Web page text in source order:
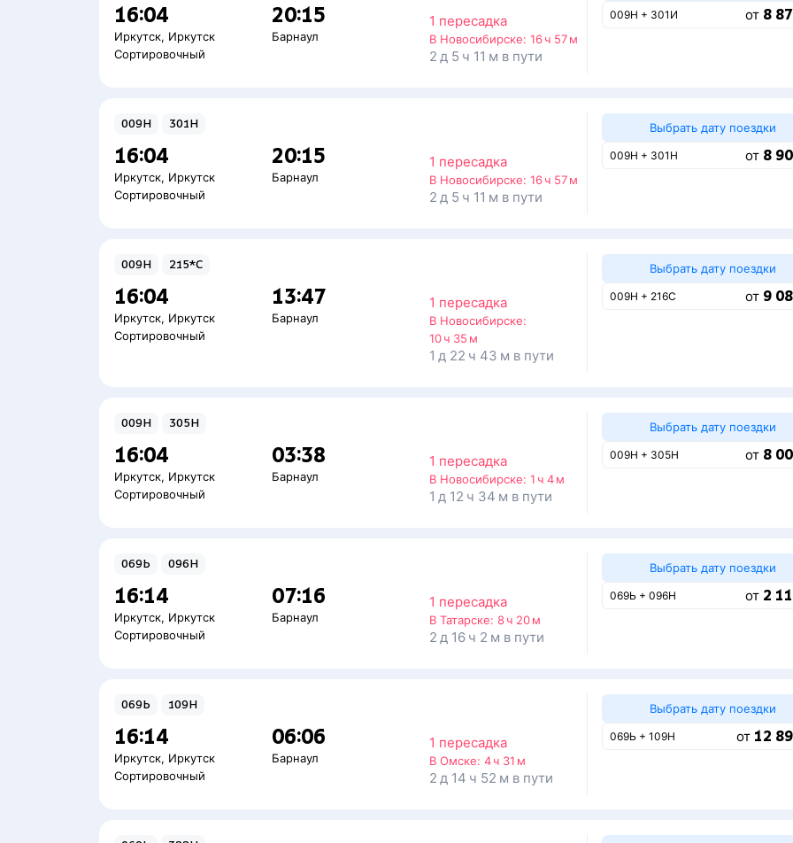
16:04
Иркутск, Иркутск
Сортировочный
20:15
Барнаул
1 пересадка
В Новосибирске: 16 ч 57 м
2 д 5 ч 11 м в пути
009Н + 301И от 8
009Н 301Н
16:04
Иркутск, Иркутск
Сортировочный
20:15
Барнаул
1 пересадка
В Новосибирске: 16 ч 57 м
2 д 5 ч 11 м в пути
Выбрать дату поездки
009Н + 301Н от 8
009Н 215*С
16:04
Иркутск, Иркутск
Сортировочный
13:47
Барнаул
1 пересадка
В Новосибирске:
10 ч 35 м
1 д 22 ч 43 м в пути
Выбрать дату поездки
009Н + 216С от 9
009Н 305Н
16:04
Иркутск, Иркутск
Сортировочный
03:38
Барнаул
1 пересадка
В Новосибирске: 1 ч 4 м
1 д 12 ч 34 м в пути
Выбрать дату поездки
009Н + 305Н от 8
069Ь 096Н
16:14
Иркутск, Иркутск
Сортировочный
07:16
Барнаул
1 пересадка
В Татарске: 8 ч 20 м
2 д 16 ч 2 м в пути
Выбрать дату поездки
069Ь + 096Н от 2
069Ь 109Н
16:14
Иркутск, Иркутск
Сортировочный
06:06
Барнаул
1 пересадка
В Омске: 4 ч 31 м
2 д 14 ч 52 м в пути
Выбрать дату поездки
069Ь + 109Н от 12